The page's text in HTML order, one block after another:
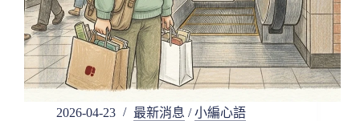
萬
物
正
盛】
2026-04-23 最新消息 /小編心語